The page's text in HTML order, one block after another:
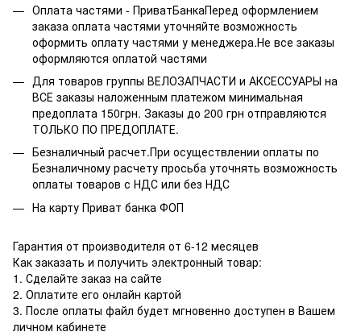
Оплата частями - ПриватБанкаПеред оформлением
заказа оплата частями уточняйте возможность
оформить оплату частями у менеджера.Не все заказы
оформляются оплатой частями
Для товаров группы ВЕЛОЗАПЧАСТИ и АКСЕССУАРЫ на
ВСЕ заказы наложенным платежом минимальная
предоплата 150грн. Заказы до 200 грн отправляются
ТОЛЬКО ПО ПРЕДОПЛАТЕ.
Безналичный расчет.При осуществлении оплаты по
Безналичному расчету просьба уточнять возможность
оплаты товаров с НДС или без НДС
На карту Приват банка ФОП
Гарантия от производителя от 6-12 месяцев
Как заказать и получить электронный товар:
1. Сделайте заказ на сайте
2. Оплатите его онлайн картой
3. После оплаты файл будет мгновенно доступен в Вашем
личном кабинете